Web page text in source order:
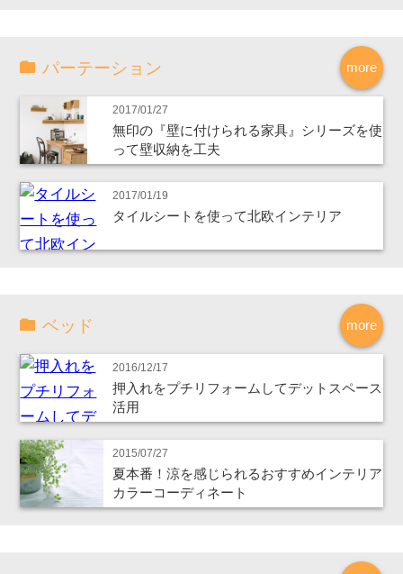
more
パーテーション
2017/01/27
無印の『壁に付けられる家具』シリーズを使
って壁収納を工夫
2017/01/19
タイルシートを使って北欧インテリア
more
ベッド
2016/12/17
押入れをプチリフォームしてデットスペース
活用
2015/07/27
夏本番！涼を感じられるおすすめインテリア
カラーコーディネート